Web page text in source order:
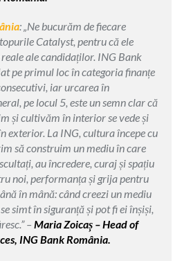
: „Ne bucurăm de fiecare
Catalyst, pentru că ele
ale candidaților. ING Bank
pe primul loc în categoria finanțe
iar urcarea în
pe locul 5, este un semn clar că
și cultivăm în interior se vede și
exterior. La ING, cultura începe cu
să construim un mediu în care
au încredere, curaj și spațiu
noi, performanța și grija pentru
în mână: când creezi un mediu
simt în siguranță și pot fi ei înșiși,
– Maria Zoicaș – Head of
ING Bank România.